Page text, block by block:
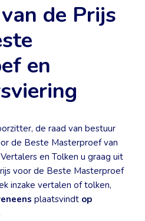
de Prijs
en
de raad van bestuur
de Beste Masterproef van
en Tolken u graag uit
voor de Beste Masterproef
inzake vertalen of tolken,
plaatsvindt op